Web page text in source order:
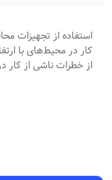
استفاده از تجهیزات
کار در محیط‌های با
از خطرات ناشی از کار